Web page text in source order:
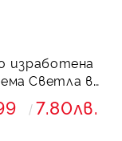
изработена
Светла в
от рози
7.80лв.